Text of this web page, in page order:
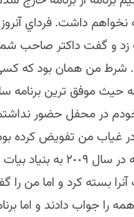
نخواهم داشت. فرداي
و گفت داكتر صاحب شما
. شرط من همان بود كه
سال ٢٠٠٨ به حيث موفق ترين
در محفل حضور
غياب من تفويض كرده
بيات آنرا بسته كرد و اما
را جواب دادند و اما